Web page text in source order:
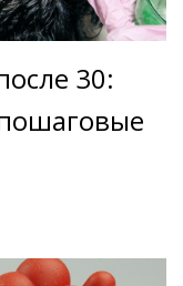
30: